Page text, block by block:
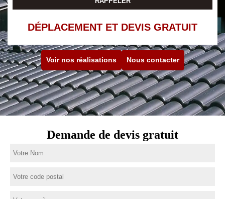
DÉPLACEMENT ET DEVIS GRATUIT
Voir nos réalisations Nous contacter
Demande de devis gratuit